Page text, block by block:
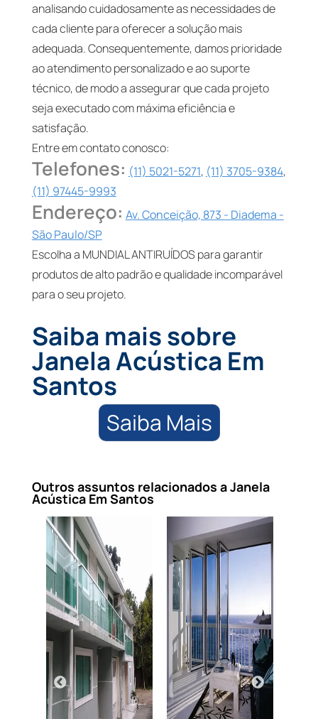
analisando cuidadosamente as necessidades de
cada cliente para oferecer a solução mais
adequada. Consequentemente, damos prioridade
ao atendimento personalizado e ao suporte
técnico, de modo a assegurar que cada projeto
seja executado com máxima eficiência e
satisfação.
Entre em contato conosco:
Telefones: (11) 5021-5271, (11) 3705-9384,
(11) 97445-9993
Endereço: Av. Conceição, 873 - Diadema -
São Paulo/SP
Escolha a MUNDIAL ANTIRUÍDOS para garantir
produtos de alto padrão e qualidade incomparável
para o seu projeto.
Saiba mais sobre
Janela Acústica Em
Santos
Saiba Mais
Outros assuntos relacionados a Janela
Acústica Em Santos